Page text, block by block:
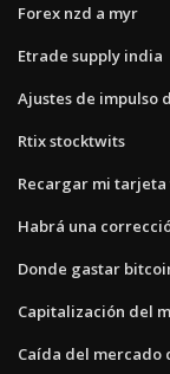
Forex nzd a myr
Etrade supply india
Ajustes de impulso
Rtix stocktwits
Recargar mi
Habrá una
Donde gastar
Capitalización del
Caída del mercado